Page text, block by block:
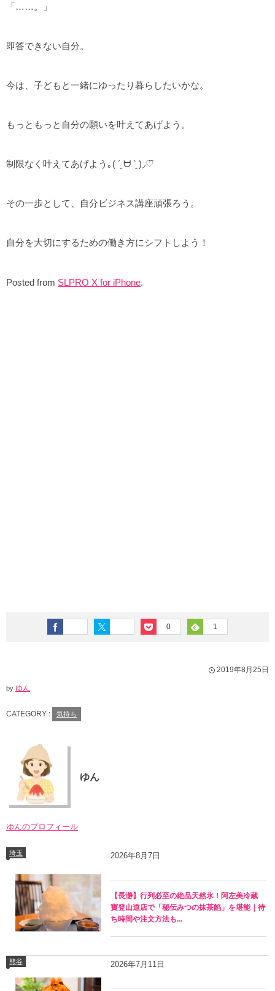
「……。」
即答できない自分。
今は、子どもと一緒にゆったり暮らしたいかな。
もっともっと自分の願いを叶えてあげよう。
制限なく叶えてあげよう｡( ´͈ ᗨ `͈ )◞♡⃛
その一歩として、自分ビジネス講座頑張ろう。
自分を大切にするための働き方にシフトしよう！
Posted from SLPRO X for iPhone.
0 1
2019年8月25日
by ゆん
CATEGORY : 気持ち
ゆん
ゆんのプロフィール
埼玉 2026年8月7日
【長瀞】行列必至の絶品天然氷！阿左美冷蔵
寶登山道店で「秘伝みつの抹茶餡」を堪能｜待
ち時間や注文方法も...
熊谷 2026年7月11日